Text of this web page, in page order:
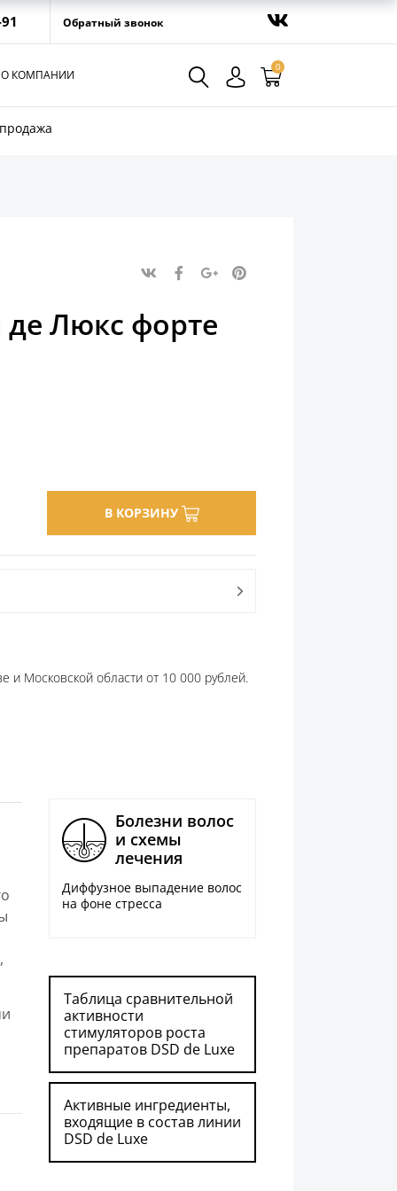
Обратный звонок
0
О КОМПАНИИ
Люкс форте
В КОРЗИНУ
и Московской области от 10 000 рублей.
Болезни волос
и схемы
лечения
Диффузное выпадение волос
на фоне стресса
Таблица сравнительной
активности
стимуляторов роста
препаратов DSD de Luxe
Активные ингредиенты,
входящие в состав линии
DSD de Luxe